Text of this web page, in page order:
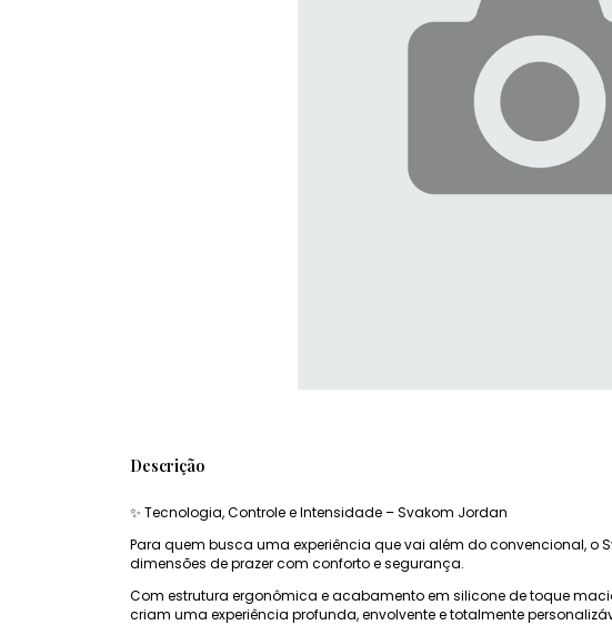
Descrição
✨ Tecnologia, Controle e Intensidade – Svakom Jordan
Para quem busca uma experiência que vai além do convencional,
dimensões de prazer com conforto e segurança.
Com estrutura ergonômica e acabamento em silicone de toque
criam uma experiência profunda, envolvente e totalmente